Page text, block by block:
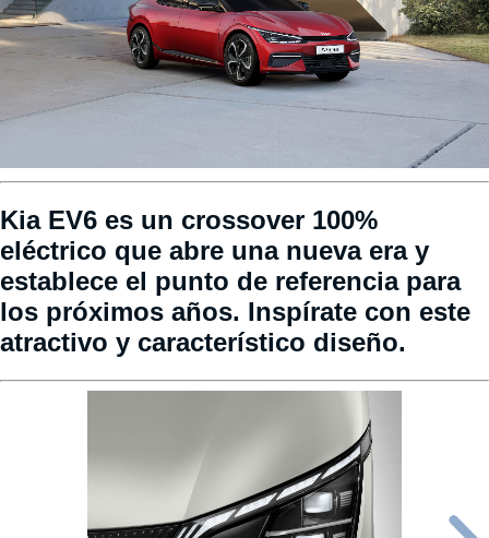
Kia EV6 es un crossover 100%
eléctrico que abre una nueva era y
establece el punto de referencia para
los próximos años. Inspírate con este
atractivo y característico diseño.